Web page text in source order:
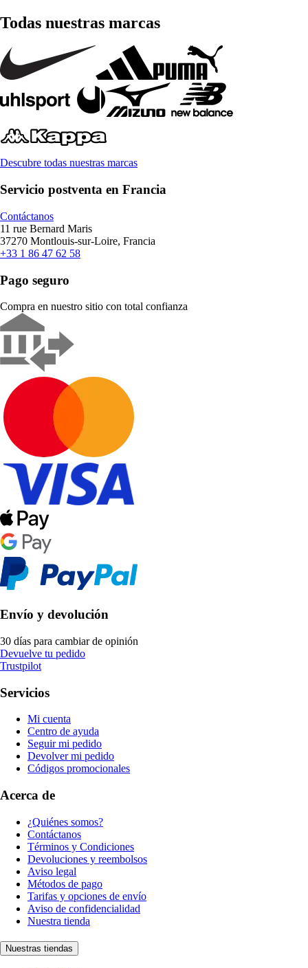
Todas nuestras marcas
Descubre todas nuestras marcas
Servicio postventa en Francia
Contáctanos
11 rue Bernard Maris
37270 Montlouis-sur-Loire, Francia
+33 1 86 47 62 58
Pago seguro
Compra en nuestro sitio con total confianza
Envío y devolución
30 días para cambiar de opinión
Devuelve tu pedido
Trustpilot
Servicios
Mi cuenta
Centro de ayuda
Seguir mi pedido
Devolver mi pedido
Códigos promocionales
Acerca de
¿Quiénes somos?
Contáctanos
Términos y Condiciones
Devoluciones y reembolsos
Aviso legal
Métodos de pago
Tarifas y opciones de envío
Aviso de confidencialidad
Nuestra tienda
Nuestras tiendas